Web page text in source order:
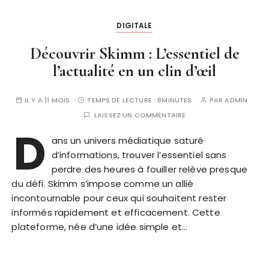
DIGITALE
Découvrir Skimm : L’essentiel de
l’actualité en un clin d’œil
IL Y A 11 MOIS TEMPS DE LECTURE :8MINUTES PARADMIN
LAISSEZ UN COMMENTAIRE
D ans un univers médiatique saturé
d’informations, trouver l’essentiel sans
perdre des heures à fouiller relève presque
du défi. Skimm s’impose comme un allié
incontournable pour ceux qui souhaitent rester
informés rapidement et efficacement. Cette
plateforme, née d’une idée simple et…